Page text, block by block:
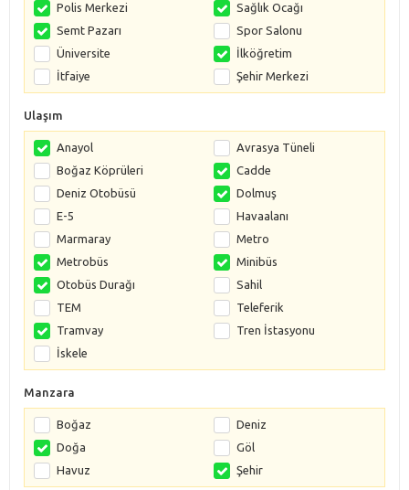
Polis Merkezi
Sağlık Ocağı
Semt Pazarı
Spor Salonu
Üniversite
İlköğretim
İtfaiye
Şehir Merkezi
Ulaşım
Anayol
Avrasya Tüneli
Boğaz Köprüleri
Cadde
Deniz Otobüsü
Dolmuş
E-5
Havaalanı
Marmaray
Metro
Metrobüs
Minibüs
Otobüs Durağı
Sahil
TEM
Teleferik
Tramvay
Tren İstasyonu
İskele
Manzara
Boğaz
Deniz
Doğa
Göl
Havuz
Şehir